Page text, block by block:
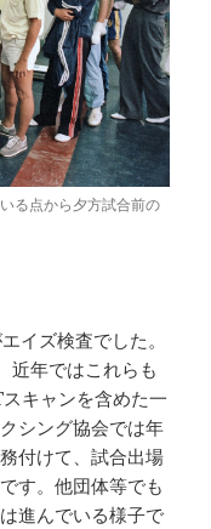
る点から夕方試合前の
イズ検査でした。
近年ではこれらも
キャンを含めた一
シング協会では年
付けて、試合出場
す。他団体等でも
進んでいる様子で